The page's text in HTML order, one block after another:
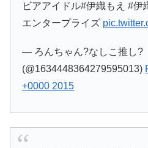
ビアアイドル#伊織もえ #伊
エンタープライズ
— ろんちゃん?なしこ推し?
(@1634448364279595013)
+0000 2015